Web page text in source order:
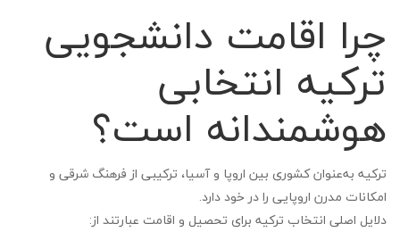
چرا اقامت دانشجویی
ترکیه انتخابی
هوشمندانه است؟
ترکیه به‌عنوان کشوری بین اروپا و آسیا، ترکیبی از فرهنگ شرقی و
امکانات مدرن اروپایی را در خود دارد.
دلایل اصلی انتخاب ترکیه برای تحصیل و اقامت عبارتند از: